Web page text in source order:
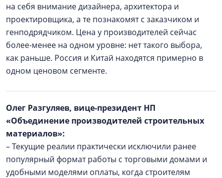
на себя внимание дизайнера, архитектора и
проектировщика, а те познакомят с заказчиком и
генподрядчиком. Цена у производителей сейчас
более-менее на одном уровне: нет такого выбора,
как раньше. Россия и Китай находятся примерно в
одном ценовом сегменте.
Олег Разгуляев, вице-президент НП
«Объединение производителей строительных
материалов»:
– Текущие реалии практически исключили ранее
популярный формат работы с торговыми домами и
удобными моделями оплаты, когда строителям